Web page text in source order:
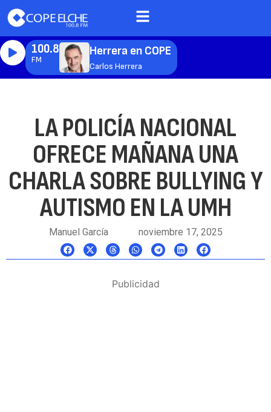
100.8
FM
Herrera en COPE
Carlos Herrera
LA POLICÍA NACIONAL
OFRECE MAÑANA UNA
CHARLA SOBRE BULLYING Y
AUTISMO EN LA UMH
Manuel García noviembre 17, 2025
Publicidad